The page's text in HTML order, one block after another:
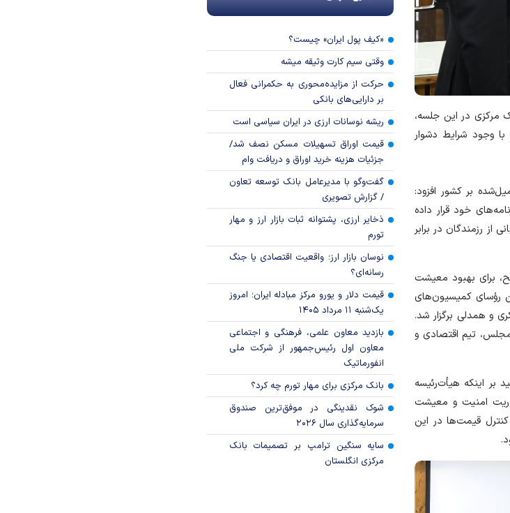
مرکزی در این جلسه،
مجلس، عملکرد مطلوبی در سال ۱۴۰۴ داشته و با وجود شرایط دشوار
بر کشور افزود:
خود قرار داده
از رزمندگان در برابر
برای بهبود معیشت
رؤسای کمیسیون‌های
و همدلی برگزار شد.
تیم اقتصادی و
بر اینکه هیأت‌رئیسه
امنیت و معیشت
کنترل قیمت‌ها در این
«کیف پول ایران» چیست؟
وقتی سیم کارت وثیقه میشه
حرکت از مزایده‌محوری به حکمرانی فعال
بر دارایی‌های بانکی
ریشه نوسانات ارزی در ایران سیاسی است
قیمت اوراق تسهیلات مسکن نصف شد/
جزئیات هزینه خرید اوراق و دریافت وام
گفت‌وگو با مدیرعامل بانک توسعه تعاون
/ گزارش تصویری
ذخایر ارزی، پشتوانه ثبات بازار ارز و مهار
تورم
نوسان بازار ارز؛ واقعیت اقتصادی یا جنگ
رسانه‌ای؟
قیمت دلار و یورو مرکز مبادله ایران؛ امروز
یک‌شنبه ۱۱ مرداد ۱۴۰۵
بازدید معاون علمی، فرهنگی و اجتماعی
معاون اول رئیس‌جمهور از شرکت ملی
انفورماتیک
بانک مرکزی برای مهار تورم چه کرد؟
شوک نقدینگی در موفق‌ترین صندوق
سرمایه‌گذاری سال ۲۰۲۶
سایه سنگین ترامپ بر تصمیمات بانک
مرکزی انگلستان